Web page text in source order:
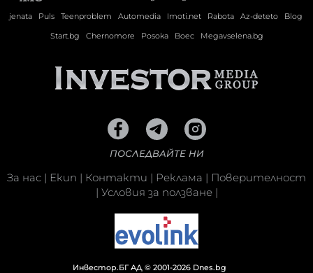
jenata
Puls Teenproblem Automedia Imoti.net Rabota Az-deteto
Blog
Start.bg
Chernomore Posoka Boec Megavselena.bg
ПОСЛЕДВАЙТЕ НИ
За нас | Екип | Контакти | Реклама | Поверителност
| Условия за ползване|
Инвестор.БГ АД © 2001-2026 Dnes.bg